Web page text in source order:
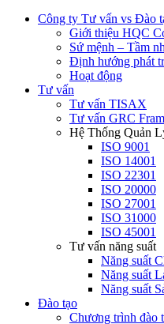
Công ty Tư vấn vs Đào
Giới thiệu HQC
Sứ mệnh – Tầm
Định hướng phát
Hoạt động
Tư vấn
Tư vấn TISAX
Tư vấn GRC
Hệ Thống Quản
ISO 9001
ISO 14001
ISO 22301
ISO 20000
ISO 27001
ISO 31000
ISO 45001
Tư vấn năng suất
Năng suất
Năng suất
Năng suất
Đào tạo
Chương trình đào